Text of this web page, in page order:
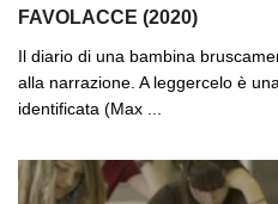
FAVOLACCE (2020)
Il diario di una bambina
alla narrazione. A leggercelo è
identificata (Max ...